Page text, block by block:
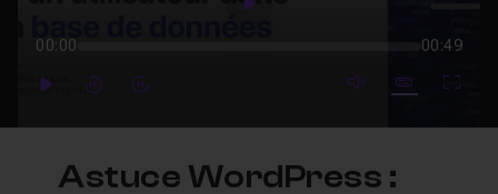
Play
00:00 00:49
PlayForwardForward mute video
Subtitles
Astuce WordPress :